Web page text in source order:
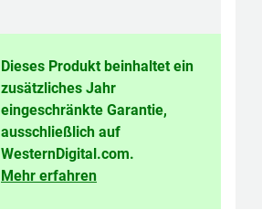
Dieses Produkt beinhaltet ein
zusätzliches Jahr
eingeschränkte Garantie,
ausschließlich auf
WesternDigital.com.
Mehr erfahren